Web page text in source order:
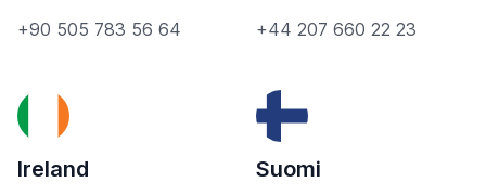
+90 505 783 56 64 +44 207 660 22 23
Ireland Suomi